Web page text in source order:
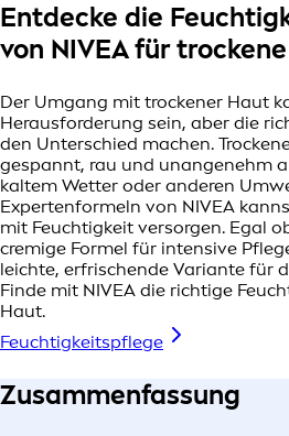
Entdecke die
von NIVEA für
Der Umgang mit trockener Haut
Herausforderung sein, aber die
den Unterschied machen.
gespannt, rau und unangenehm
kaltem Wetter oder anderen
Expertenformeln von NIVEA
mit Feuchtigkeit versorgen. Egal
cremige Formel für intensive
leichte, erfrischende Variante für
Finde mit NIVEA die richtige
Haut.
Feuchtigkeitspflege
Zusammenfassung